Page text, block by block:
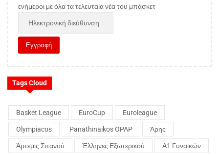
ενήμεροι με όλα τα τελευταία νέα του μπάσκετ
Tags Cloud
Basket League EuroCup Euroleague
Olympiacos Panathinaikos OPAP Άρης
Άρτεμις Σπανού Έλληνες Εξωτερικού Α1 Γυναικών